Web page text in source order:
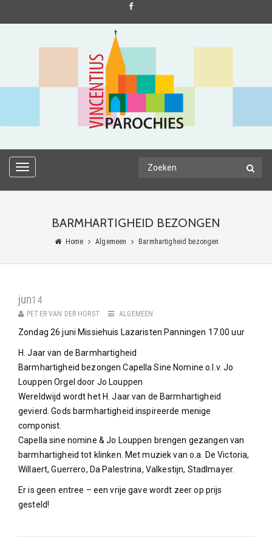
TOGGLE
BARMHARTIGHEID BEZONGEN
Home Algemeen Barmhartigheid bezongen
jun14
PETER VAN DER HORST ALGEMEEN
Zondag 26 juni Missiehuis Lazaristen Panningen 17.00 uur
H. Jaar van de Barmhartigheid
Barmhartigheid bezongen Capella Sine Nomine o.l.v. Jo
Louppen Orgel door Jo Louppen
Wereldwijd wordt het H. Jaar van de Barmhartigheid
gevierd. Gods barmhartigheid inspireerde menige
componist.
Capella sine nomine & Jo Louppen brengen gezangen van
barmhartigheid tot klinken. Met muziek van o.a. De Victoria,
Willaert, Guerrero, Da Palestrina, Valkestijn, Stadlmayer.
Er is geen entree – een vrije gave wordt zeer op prijs
gesteld!